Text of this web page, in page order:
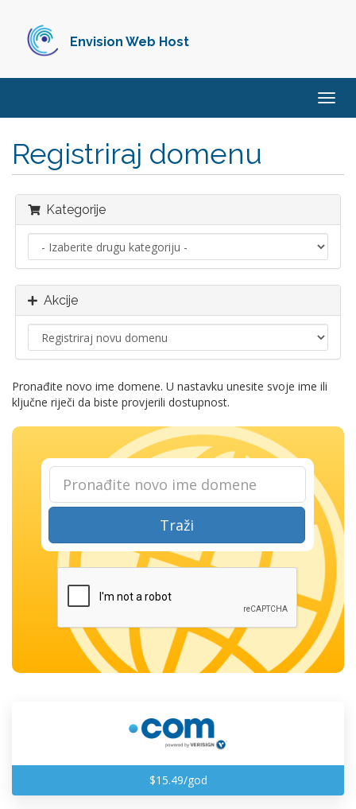
Envision Web Host
Registriraj domenu
Kategorije
Akcije
Pronađite novo ime domene. U nastavku unesite svoje ime ili
ključne riječi da biste provjerili dostupnost.
Traži
$15.49/god